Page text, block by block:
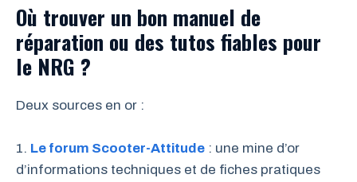
Où trouver un bon manuel de
réparation ou des tutos fiables pour
le NRG ?
Deux sources en or :
1. Le forum Scooter-Attitude : une mine d’or
d’informations techniques et de fiches pratiques